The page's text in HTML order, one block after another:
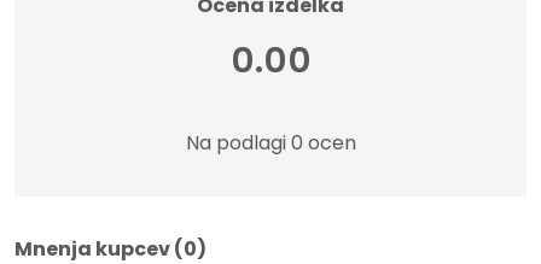
Mnenja kupcev (0)
0.00
Na podlagi 0 ocen